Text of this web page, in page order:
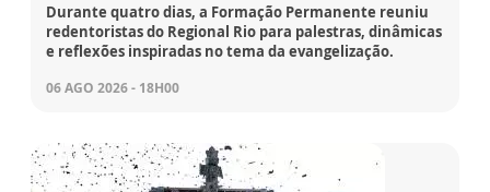
Durante quatro dias, a Formação Permanente reuniu
redentoristas do Regional Rio para palestras, dinâmicas
e reflexões inspiradas no tema da evangelização.
06 AGO 2026 - 18H00